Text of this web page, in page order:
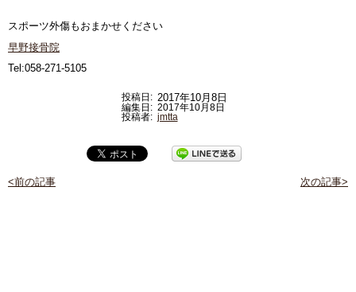
スポーツ外傷もおまかせください
早野接骨院
Tel:058-271-5105
投稿日: 2017年10月8日
編集日: 2017年10月8日
投稿者: jmtta
<前の記事 次の記事>